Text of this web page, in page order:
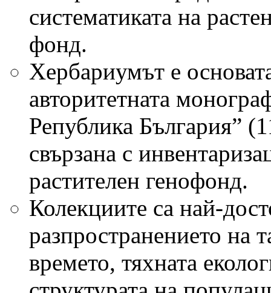
систематиката на
фонд.
Хербариумът е
авторитетната
Република България”
свързана с
растителен генофонд.
Колекциите са най-
разпространението на
времето, тяхната